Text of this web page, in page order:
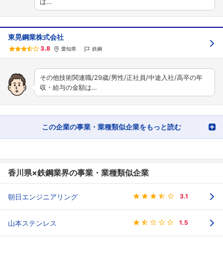
東晃鋼業株式会社
3.8 愛知県 鉄鋼
その他技術関連職/29歳/男性/正社員/中途入社/高卒の年
収・給与の金額は…
この企業の事業・業種類似企業をもっと読む
香川県×鉄鋼業界の事業・業種類似企業
朝日エンジニアリング 3.1
山本ステンレス 1.5